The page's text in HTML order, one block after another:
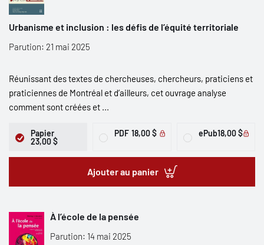
Urbanisme et inclusion : les défis de l’équité territoriale
Parution: 21 mai 2025
Réunissant des textes de chercheuses, chercheurs, praticiens et
praticiennes de Montréal et d’ailleurs, cet ouvrage analyse
comment sont créées et ...
Papier
23,00 $
PDF 18,00 $ ePub18,00 $
Ajouter au panier
À l’école de la pensée
Parution: 14 mai 2025